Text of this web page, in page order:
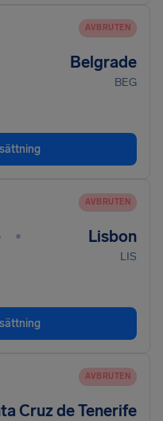
AVBRUTEN
Belgrade
BEG
AVBRUTEN
• Lisbon
LIS
AVBRUTEN
Cruz de Tenerife